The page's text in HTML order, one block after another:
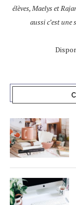
élèves, Maelys et
aussi c’est une